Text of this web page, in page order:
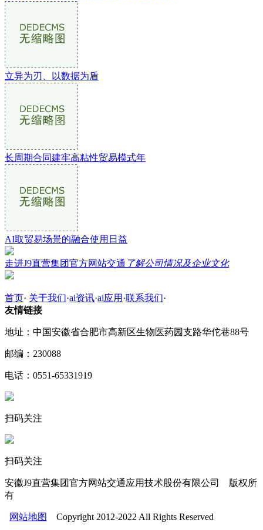
立异为刃、以数据为盾
长周期合同建牢高粘性贸易模式年
AI取贸易场景的融合使用日益
走进J9直营集团官方网站交通 了解公司情况及企业文化
首页· 关于我们·ai资讯·ai应用 ·联系我们·
友情链接
地址：中国安徽省合肥市高新区生物医药园支路华佗巷88号
邮编：230088
电话：0551-65331919
扫码关注
扫码关注
安徽J9直营集团官方网站交通应用技术股份有限公司 版权所
有
网站地图 Copyright 2012-2022 All Rights Reserved